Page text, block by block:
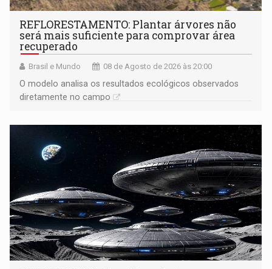
REFLORESTAMENTO: Plantar árvores não
será mais suficiente para comprovar área
recuperado
Brasil e Mundo 08 de Agosto de 2026 às 20:00
O modelo analisa os resultados ecológicos observados
diretamente no campo